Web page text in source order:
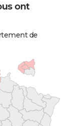
ont
de